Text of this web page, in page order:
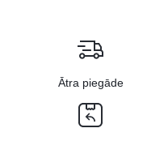
Ātra piegāde